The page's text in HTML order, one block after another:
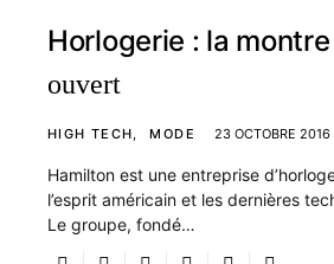
Horlogerie : la
ouvert
HIGH TECH MODE 23 OCTOBRE 2016
Hamilton est une entreprise
l’esprit américain et les dernières
Le groupe, fondé…